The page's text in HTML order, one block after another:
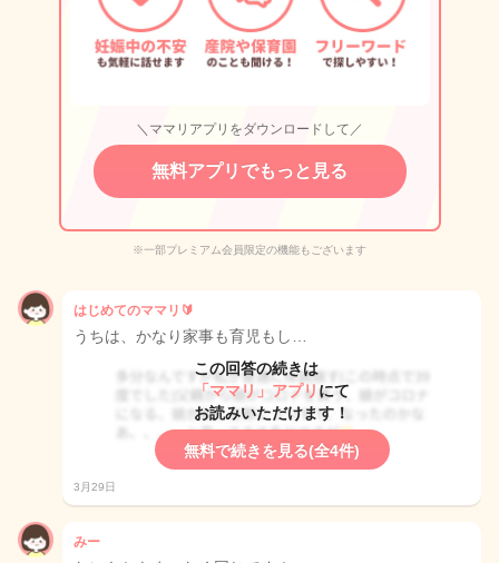
＼ママリアプリをダウンロードして／
無料アプリでもっと見る
※一部プレミアム会員限定の機能もございます
はじめてのママリ🔰
うちは、かなり家事も育児もし…
この回答の続きは
「ママリ」アプリ にて
お読みいただけます！
無料で続きを見る(全4件)
3月29日
みー